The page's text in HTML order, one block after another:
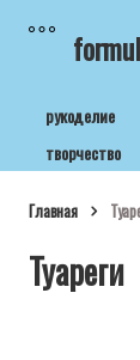
рукоделие
творчество
Главная
Туареги